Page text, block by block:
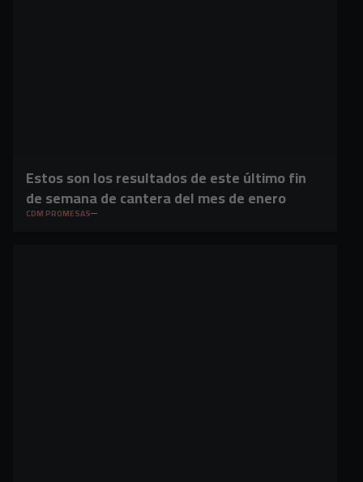
Estos son los resultados de este último fin
de semana de cantera del mes de enero
CDM PROMESAS